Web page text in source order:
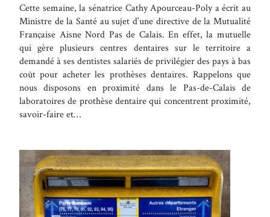
Cette semaine, la sénatrice Cathy Apourceau-Poly a écrit au
Ministre de la Santé au sujet d’une directive de la Mutualité
Française Aisne Nord Pas de Calais. En effet, la mutuelle
qui gère plusieurs centres dentaires sur le territoire a
demandé à ses dentistes salariés de privilégier des pays à bas
coût pour acheter les prothèses dentaires. Rappelons que
nous disposons en proximité dans le Pas-de-Calais de
laboratoires de prothèse dentaire qui concentrent proximité,
savoir-faire et…